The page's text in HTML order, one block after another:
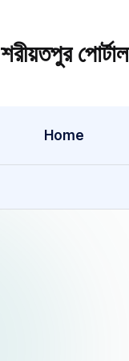
শরীয়তপুর পোর্টাল
শরীয়তপুর
অনলাইন
তথ্য
Home